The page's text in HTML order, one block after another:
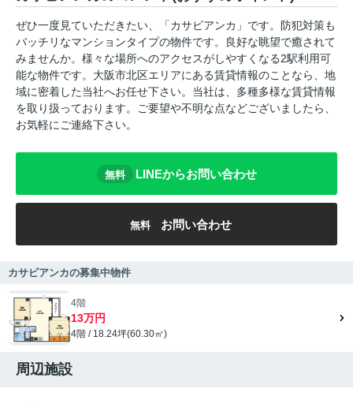
ぜひ一度見ていただきたい、「カサビアンカ」です。防犯対策も
バッチリなマンションタイプの物件です。良好な眺望で癒されて
みませんか。様々な場所へのアクセスがしやすくなる2駅利用可
能な物件です。大阪市北区エリアにある賃貸情報のことなら、地
域に密着した当社へお任せ下さい。当社は、多種多様な賃貸情報
を取り扱っております。ご要望や不明な点などございましたら、
お気軽にご連絡下さい。
無料 LINEからお問い合わせ
無料 お問い合わせ
カサビアンカの募集中物件
4階
13万円
4階 / 18.24坪(60.30㎡)
周辺施設